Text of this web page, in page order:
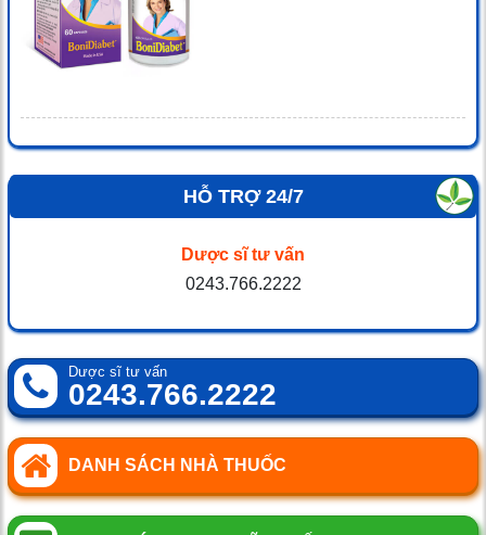
HỖ TRỢ 24/7
Dược sĩ tư vấn
0243.766.2222
Dược sĩ tư vấn
0243.766.2222
DANH SÁCH NHÀ THUỐC